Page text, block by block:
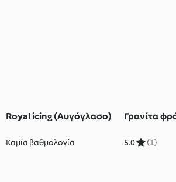
Royal icing (Αυγόγλασο)
Καμία βαθμολογία
Γρανίτα
5.0 (1)